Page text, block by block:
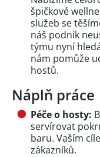
špičkové
služeb se
náš podnik
týmu nyní
nám pomůže
hostů.
Náplň práce
Péče o hosty:
servírovat
baru. Vaším
zákazníků.